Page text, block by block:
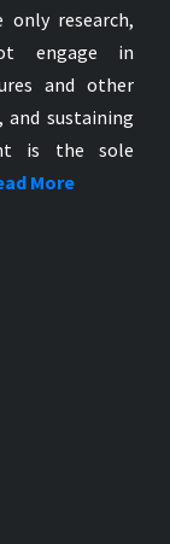
only research,
engage in
and other
sustaining
is the sole
More